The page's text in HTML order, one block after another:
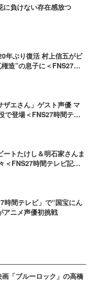
負けない存在感放つ
年ぶり復活 村上信五がビ
造”の息子に＜FNS27時
エさん」ゲスト声優 マ
で登場＜FNS27時間テレ
トたけし＆明石家さんま
＜FNS27時間テレビ記者
間テレビ」で“国宝にん
アニメ声優初挑戦
「ブルーロック」の高橋